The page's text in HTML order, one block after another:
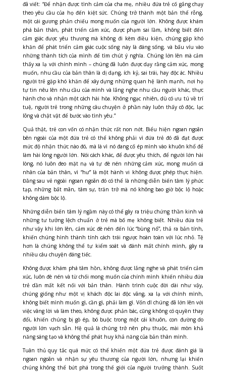
đã viết: “Để nhận được tình cảm của cha mẹ, nhiều đứa trẻ cố gắng chạy
theo yêu cầu của họ đến kiệt sức. Chúng trở thành một bản thể rỗng,
một cái gương phản chiếu mong muốn của người lớn. Không được khám
phá bản thân, phát triển cảm xúc, được phạm sai lầm, không biết đến
cảm giác được yêu thương mà không đi kèm điều kiện, chúng gặp khó
khăn để phát triển cảm giác cuộc sống này là đáng sống, và bấu víu vào
những thành tích của mình để tìm chút ý nghĩa. Chúng lớn lên mà cảm
thấy xa lạ với chính mình – chúng đã luôn được dạy rằng cảm xúc, mong
muốn, nhu cầu của bản thân là dị dạng, ích kỷ, sai trái, hay độc ác. Nhiều
người trẻ gặp khó khăn để xây dựng những quan hệ lành mạnh, nơi họ
tự tin nêu lên nhu cầu của mình và lắng nghe nhu cầu người khác, thực
hành cho và nhận một cách hài hòa. Không ngạc nhiên, dù có ưu tú về trí
tuệ, người trẻ trong những câu chuyện ở phần này luôn thấy cô độc, lạc
lõng và chật vật để bước vào tình yêu.”
Quả thật, trẻ con vốn có nhận thức rất non nớt. Biểu hiện ngoan ngoãn
bên ngoài của một đứa trẻ có thể không phải vì đứa trẻ đó đã đạt được
mức độ nhận thức nào đó, mà là vì nó đang cố ép mình vào khuôn khổ để
làm hài lòng người lớn. Nói cách khác, để được yêu thích, để người lớn hài
lòng, nó luôn đeo mặt nạ và tự đè nén những cảm xúc, mong muốn cá
nhân của bản thân, vì “hư” là một hành vi không được phép thực hiện.
Đằng sau vẻ ngoài ngoan ngoãn đó có thể là những diễn biến tâm lý phức
tạp, những bất mãn, tâm sự, trăn trở mà nó không bao giờ bộc lộ hoặc
không dám bộc lộ.
Những diễn biến tâm lý ngầm này có thể gây ra triệu chứng thần kinh và
những tư tưởng lệch chuẩn ở trẻ mà bố mẹ không biết. Nhiều đứa trẻ
như vậy khi lớn lên, cảm xúc đè nén đến lúc “bùng nổ”, thả ra bản tính,
khiến chúng hình thành tính cách trái ngược hoàn toàn với lúc nhỏ. Tệ
hơn là chúng không thể tự kiểm soát và đánh mất chính mình, gây ra
nhiều câu chuyện đáng tiếc.
Không được khám phá tâm hồn, không được lắng nghe và phát triển cảm
xúc, luôn đè nén và từ chối mong muốn của chính mình khiến nhiều đứa
trẻ dần mất kết nối với bản thân. Hành trình cuộc đời dài như vậy,
chúng giống như một vị khách độc lai độc vãng, xa lạ với chính mình,
không biết mình muốn gì, cần gì, phải làm gì. Vốn dĩ chúng đã lớn lên với
việc vâng lời và làm theo, không được phản bác, cũng không có quyền thay
đổi, khiến chúng bị gò ép, bó buộc trong một cái khuôn, con đường do
người lớn vạch sẵn. Hệ quả là chúng trở nên phụ thuộc, mài mòn khả
năng sáng tạo và không thể phát huy khả năng của bản thân mình.
Tuân thủ quy tắc quá mức có thể khiến một đứa trẻ được đánh giá là
ngoan ngoãn và nhận sự yêu thương của người lớn, nhưng lại khiến
chúng không thể bứt phá trong thế giới của người trưởng thành. Suốt